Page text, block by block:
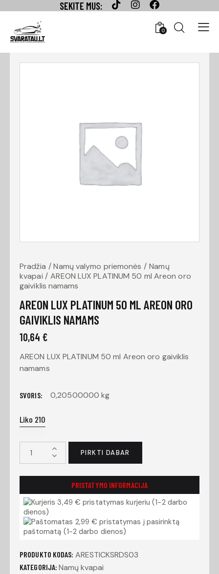
SEKITE MUS:
0
Pradžia Namų valymo priemonės
Namų
kvapai
AREON LUX PLATINUM 50 ml Areon oro
gaiviklis namams
AREON LUX PLATINUM 50 ML AREON ORO
GAIVIKLIS NAMAMS
10,64 €
AREON LUX PLATINUM 50 ml Areon oro gaiviklis
namams
SVORIS 0,20500000 kg
Liko 210
PIRKTI DABAR
PRISTATYMO INFORMACIJA
3,49 € pristatymas kurjeriu (1-2 darbo
dienos)
2,99 € pristatymas į pasirinktą
paštomatą (1-2 darbo dienos)
PRODUKTO KODAS: ARESTICKSRDS03
KATEGORIJA:Namų kvapai